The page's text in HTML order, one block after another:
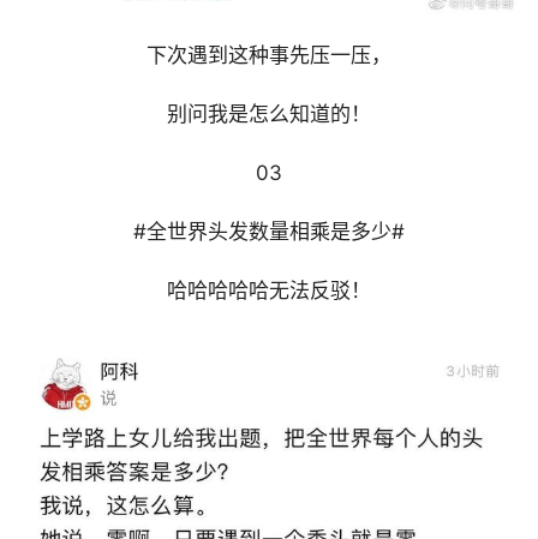
下次遇到这种事先压一压，
别问我是怎么知道的！
03
#全世界头发数量相乘是多少#
哈哈哈哈哈无法反驳！